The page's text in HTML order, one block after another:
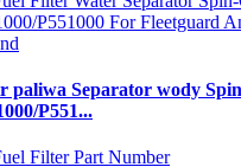
paliwa Separator wody
P551...